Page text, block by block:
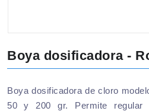
Boya dosificadora -
Boya dosificadora de cloro
50 y 200 gr. Permite regular